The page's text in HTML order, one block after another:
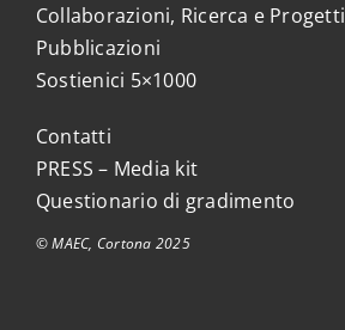
Collaborazioni, Ricerca e Progetti
Pubblicazioni
Sostienici 5×1000
Contatti
PRESS – Media kit
Questionario di gradimento
© MAEC, Cortona 2025